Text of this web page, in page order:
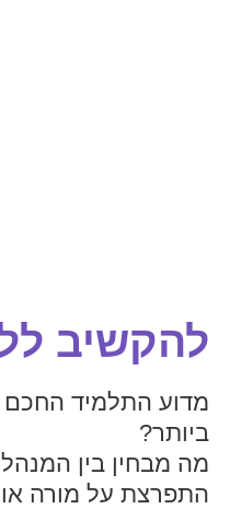
להקשיב
מדוע התלמיד החכם
ביותר?
מה מבחין בין
התפרצת על מורה או